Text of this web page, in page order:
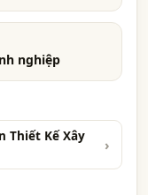
nghiệp
Thiết Kế Xây